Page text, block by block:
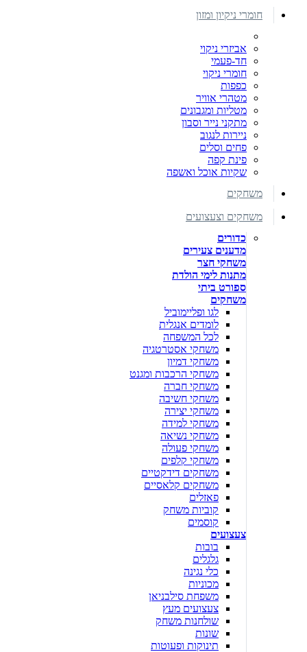
חומרי ניקיון ומזון
אביזרי ניקוי
חד-פעמי
חומרי ניקוי
כפפות
מטהרי אוויר
מטליות ומגבונים
מתקני נייר וסבון
ניירות לנגוב
פחים וסלים
פינת קפה
שקיות אוכל ואשפה
משחקים
משחקים וצעצועים
כדורים
מדענים צעירים
משחקי חצר
מתנות לימי הולדת
ספורט ביתי
משחקים
לגו ופליימוביל
לומדים אנגלית
לכל המשפחה
משחקי אסטרטגיה
משחקי דמיון
משחקי הרכבות ומגנט
משחקי חברה
משחקי חשיבה
משחקי יצירה
משחקי למידה
משחקי נשיאה
משחקי פעולה
משחקי קלפים
משחקים דידקטיים
משחקים קלאסיים
פאזלים
קוביות משחק
קוסמים
צעצועים
בובות
גלגלים
כלי נגינה
מכוניות
משפחת סילבניאן
צעצועים מעץ
שולחנות משחק
שונות
תינוקות ופעוטות